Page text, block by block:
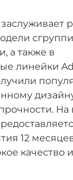
а также в
линейки
На
12
качество